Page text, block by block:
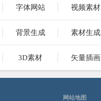
字体网站 视频素材
背景生成 素材生成
3D素材 矢量插画
网站地图